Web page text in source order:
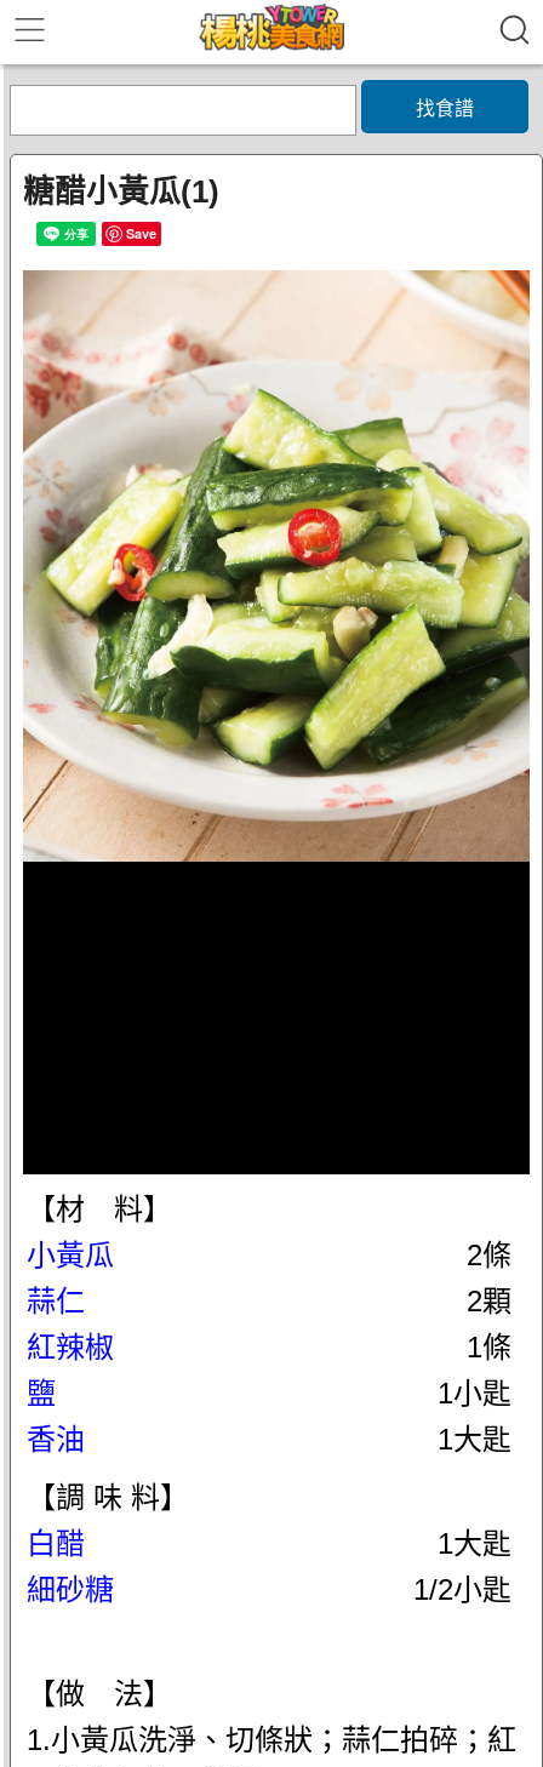
找食譜
糖醋小黃瓜(1)
Save
【材 料】
小黃瓜
2條
蒜仁
2顆
紅辣椒
1條
鹽
1小匙
香油
1大匙
【調 味 料】
白醋
1大匙
細砂糖
1/2小匙
【做 法】
1.小黃瓜洗淨、切條狀；蒜仁拍碎；紅